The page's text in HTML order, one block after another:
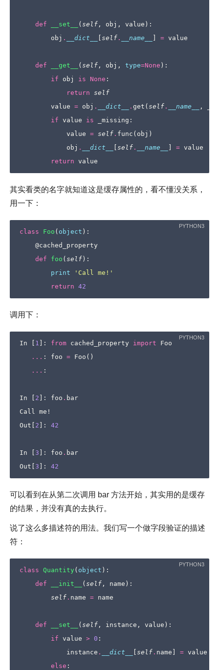
def __set__ ( self , obj , value ):
obj . __dict__ self . __name__ = value
def __get__ ( self , obj , type=None ):
if
obj is None :
return self
value = obj . __dict__ . get ( self . __name__ ,
if value is _missing :
value = self . func ( obj )
obj . __dict__ self . __name__ = value
return value
其实看类的名字就知道这是缓存属性的，看不懂没关系，
用一下：
class Foo ( object ):
@cached_property
def
foo ( self ):
print
'Call me!'
return 42
调用下：
In 1 ]: from cached_property import
Foo
... : foo = Foo ()
... :
In 2 ]: foo . bar
Call me !
Out
2 ]: 42
In 3 ]: foo . bar
Out
3 ]: 42
可以看到在从第二次调用 bar 方法开始，其实用的是缓存
的结果，并没有真的去执行。
说了这么多描述符的用法。我们写一个做字段验证的描述
符：
class Quantity ( object ):
def
__init__ ( self , name ):
self . name = name
def __set__ ( self , instance , value ):
if value > 0 :
instance . __dict__ self . name = value
else :